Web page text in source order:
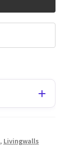
, Livingwalls